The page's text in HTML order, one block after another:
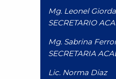
Mg. Leonel
SECRETARIO
Mg. Sabrina
SECRETARIA
Lic. Norma Diaz